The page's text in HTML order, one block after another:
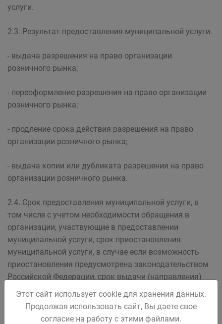
услуги.
2.3. Результат предоставления муниципальной услуги.
- выдача разрешения на право организации
розничного рынка;
- переоформление разрешения на право организации
розничного рынка;
- продление срока действия разрешения на право
организации розничного рынка;
- выдача копии или дубликата разрешения на право
организации розничного рынка.
2.4. Срок предоставления муниципальной услуги, в
том числе с учетом необходимости обращения в
организации, участвующие в предоставлении
муниципальной услуги, срок приостановления
муниципальной услуги, в случае если возможность
приостановления предусмотрена законодательством
Российской Федерации, срок выдачи (направления)
документов, являющихся результатом
предоставления муниципальной услуги.
Этот сайт использует cookie для хранения данных.
Продолжая использовать сайт, Вы даете свое
согласие на работу с этими файлами.